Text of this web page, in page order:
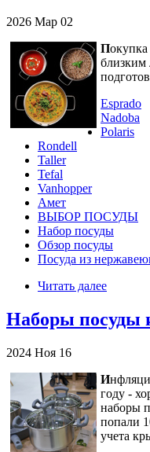
2026 Мар 02
П
близким
Esprado
Nadoba
Polaris
Rondell
Taller
Tefal
Vanhopper
Амет
ВЫБОР ПОСУДЫ
Набор посуды
Обзор посуды
Посуда из
Читать далее
Наборы посуды
2024 Ноя 16
И
году -
наборы
попали
учета